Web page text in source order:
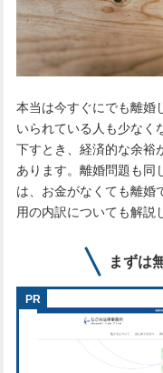
本当は今すぐにでも離婚
いられている人も少なく
下すとき、経済的な余裕
あります。離婚問題も同
は、お金がなくても離婚
用の内訳についても解説
まずは